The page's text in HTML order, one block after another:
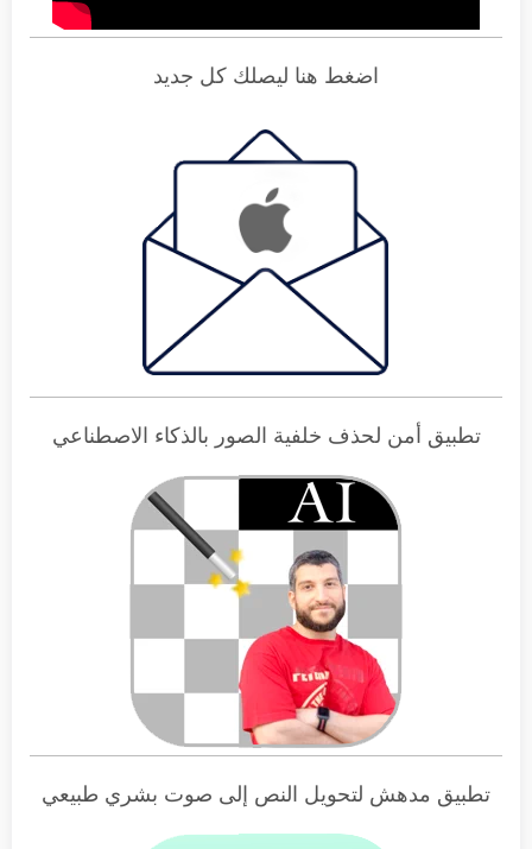
اضغط هنا ليصلك كل جديد
تطبيق أمن لحذف خلفية الصور بالذكاء الاصطناعي
تطبيق مدهش لتحويل النص إلى صوت بشري طبيعي